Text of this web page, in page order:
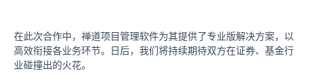
在此次合作中，禅道项目管理软件为其提供了专业版解决方案，以
高效衔接各业务环节。日后，我们将持续期待双方在证券、基金行
业碰撞出的火花。